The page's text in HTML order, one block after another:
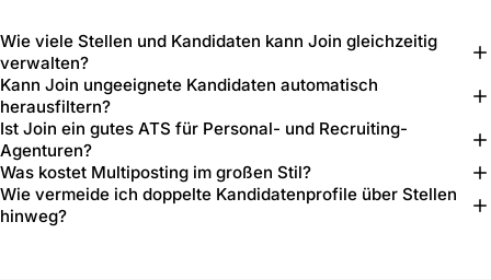
Wie viele Stellen und Kandidaten kann Join gleichzeitig
verwalten?
Kann Join ungeeignete Kandidaten automatisch
herausfiltern?
Ist Join ein gutes ATS für Personal- und Recruiting-
Agenturen?
Was kostet Multiposting im großen Stil?
Wie vermeide ich doppelte Kandidatenprofile über Stellen
hinweg?